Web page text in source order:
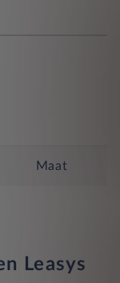
Maat
Leasys